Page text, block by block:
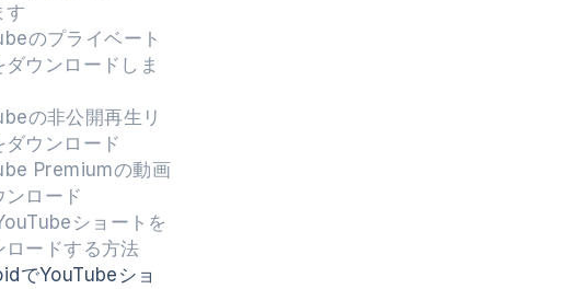
す
のプライベート
ダウンロードしま
の非公開再生リ
ダウンロード
Premiumの動画
ンロード
ショートを
ロードする方法
でYouTubeショ